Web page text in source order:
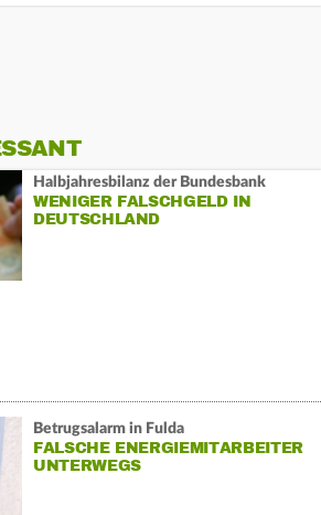
Halbjahresbilanz der Bundesbank
WENIGER FALSCHGELD IN
DEUTSCHLAND
Betrugsalarm in Fulda
FALSCHE ENERGIEMITARBEITER
UNTERWEGS